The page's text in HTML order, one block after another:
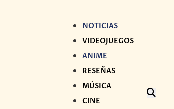
NOTICIAS
VIDEOJUEGOS
ANIME
RESEÑAS
MÚSICA
CINE